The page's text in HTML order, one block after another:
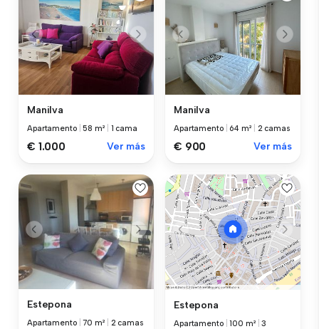
Manilva
Apartamento |58 m² 1 cama
€ 1.000 Ver más
Manilva
Apartamento 64 m² 2 camas
€ 900 Ver más
Estepona
Apartamento |70 m² 2 camas
Estepona
Apartamento |100 m² |3